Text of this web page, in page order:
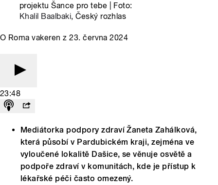
projektu Šance pro tebe | Foto:
Khalil Baalbaki, Český rozhlas
O Roma vakeren z 23. června 2024
23:48
Mediátorka podpory zdraví Žaneta Zahálková,
která působí v Pardubickém kraji, zejména ve
vyloučené lokalitě Dašice, se věnuje osvětě a
podpoře zdraví v komunitách, kde je přístup k
lékařské péči často omezený.